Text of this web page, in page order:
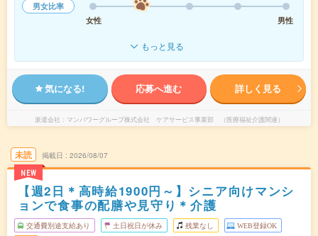
男女比率
女性
男性
もっと見る
気になる! 応募へ進む 詳しく見る
派遣会社 マンパワーグループ株式会社 ケアサービス事業部 （医療福祉介護関連）
未読
NEW
掲載日 2026/08/07
【週2日＊高時給1900円～】シニア向けマンシ
ョンで食事の配膳や見守り＊介護
交通費別途支給あり 土日祝日が休み 残業なし WEB登録OK